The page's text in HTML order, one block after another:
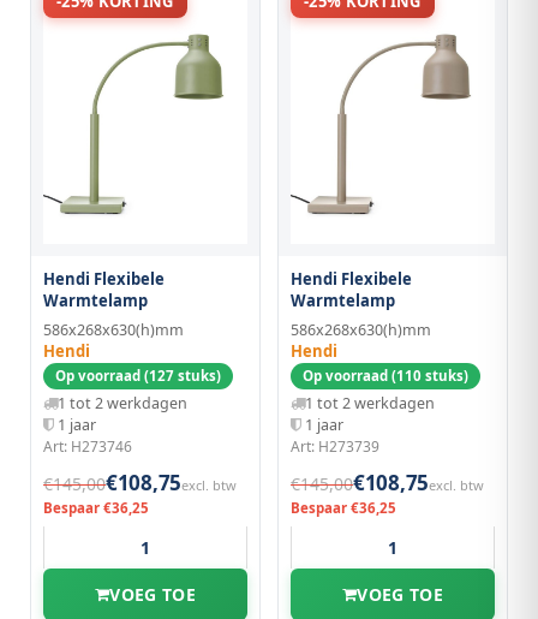
Hendi Flexibele
Warmtelamp
586x268x630(h)mm
Hendi
Op voorraad (127 stuks)
1 tot 2 werkdagen
1 jaar
Art: H273746
€145,00€108,75excl. btw
Bespaar €36,25
VOEG TOE
Hendi Flexibele
Warmtelamp
586x268x630(h)mm
Hendi
Op voorraad (110 stuks)
1 tot 2 werkdagen
1 jaar
Art: H273739
€145,00€108,75excl. btw
Bespaar €36,25
VOEG TOE